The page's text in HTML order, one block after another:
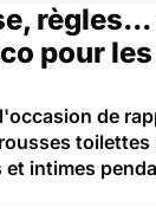
pour
de
toilettes
intimes